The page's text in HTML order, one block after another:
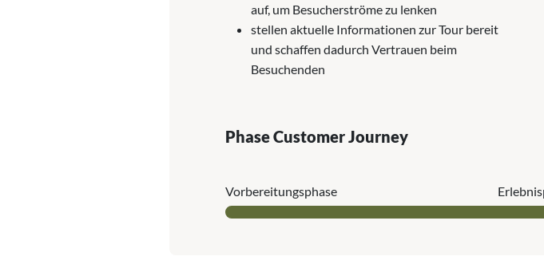
auf, um Besucherströme zu lenken
stellen aktuelle Informationen zur Tour bereit
und schaffen dadurch Vertrauen beim
Besuchenden
Phase Customer Journey
Vor­bereitungs­phase